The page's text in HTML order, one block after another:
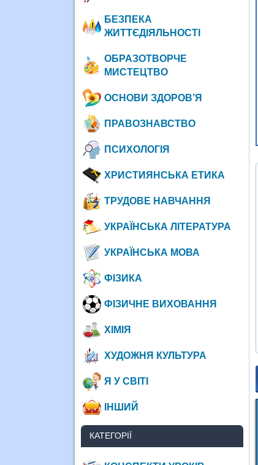
БЕЗПЕКА
ЖИТТЄДІЯЛЬНОСТІ
ОБРАЗОТВОРЧЕ
МИСТЕЦТВО
ОСНОВИ ЗДОРОВ’Я
ПРАВОЗНАВСТВО
ПСИХОЛОГІЯ
ХРИСТИЯНСЬКА ЕТИКА
ТРУДОВЕ НАВЧАННЯ
УКРАЇНСЬКА ЛІТЕРАТУРА
УКРАЇНСЬКА МОВА
ФІЗИКА
ФІЗИЧНЕ ВИХОВАННЯ
ХІМІЯ
ХУДОЖНЯ КУЛЬТУРА
Я У СВІТІ
ІНШИЙ
КАТЕГОРІЇ